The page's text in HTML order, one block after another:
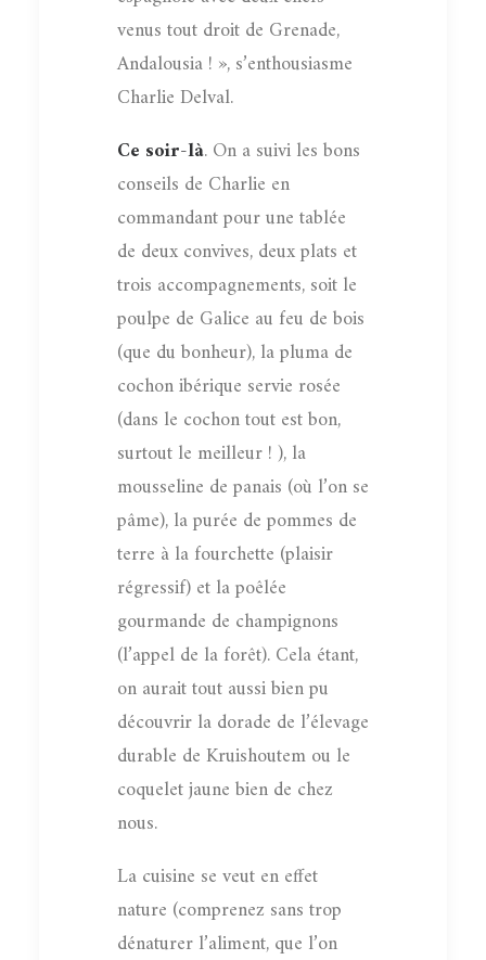
venus tout droit de Grenade,
Andalousia ! », s’enthousiasme
Charlie Delval.
Ce soir-là. On a suivi les bons
conseils de Charlie en
commandant pour une tablée
de deux convives, deux plats et
trois accompagnements, soit le
poulpe de Galice au feu de bois
(que du bonheur), la pluma de
cochon ibérique servie rosée
(dans le cochon tout est bon,
surtout le meilleur ! ), la
mousseline de panais (où l’on se
pâme), la purée de pommes de
terre à la fourchette (plaisir
régressif) et la poêlée
gourmande de champignons
(l’appel de la forêt). Cela étant,
on aurait tout aussi bien pu
découvrir la dorade de l’élevage
durable de Kruishoutem ou le
coquelet jaune bien de chez
nous.
La cuisine se veut en effet
nature (comprenez sans trop
dénaturer l’aliment, que l’on